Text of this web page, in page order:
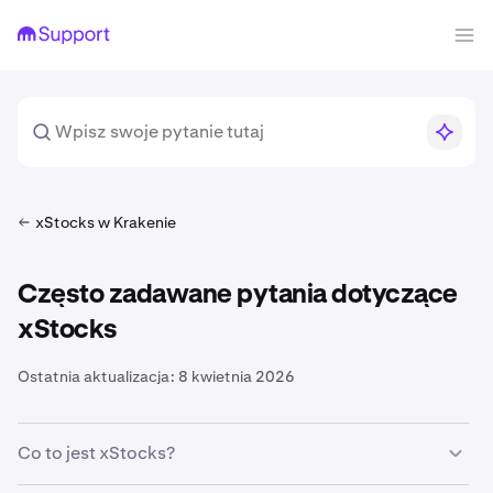
xStocks w Krakenie
Często zadawane pytania dotyczące
xStocks
Ostatnia aktualizacja: 8 kwietnia 2026
Co to jest xStocks?